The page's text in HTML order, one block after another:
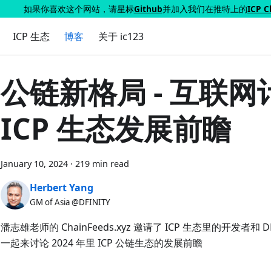
如果你喜欢这个网站，请星标Github并加入我们在推特上的ICP
ICP 生态 博客 关于 ic123
公链新格局 - 互联网
ICP 生态发展前瞻
January 10, 2024 · 219 min read
Herbert Yang
GM of Asia @DFINITY
潘志雄老师的 ChainFeeds.xyz 邀请了 ICP 生态里的开发者和
一起来讨论 2024 年里 ICP 公链生态的发展前瞻